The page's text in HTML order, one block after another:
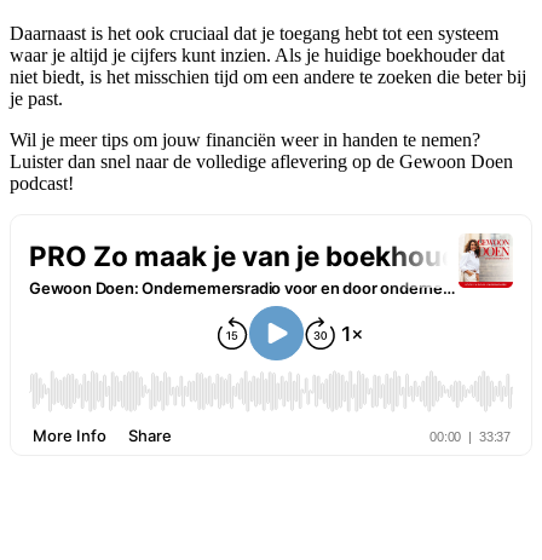
Daarnaast is het ook cruciaal dat je toegang hebt tot een systeem
waar je altijd je cijfers kunt inzien. Als je huidige boekhouder dat
niet biedt, is het misschien tijd om een andere te zoeken die beter bij
je past.
Wil je meer tips om jouw financiën weer in handen te nemen?
Luister dan snel naar de volledige aflevering op de Gewoon Doen
podcast!